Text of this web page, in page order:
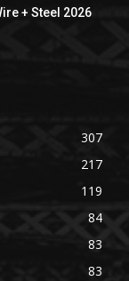
+ Steel 2026
307
217
119
84
83
83